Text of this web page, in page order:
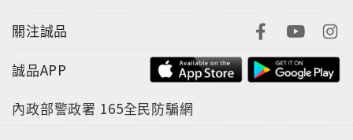
關注誠品
誠品APP
內政部警政署 165全民防騙網